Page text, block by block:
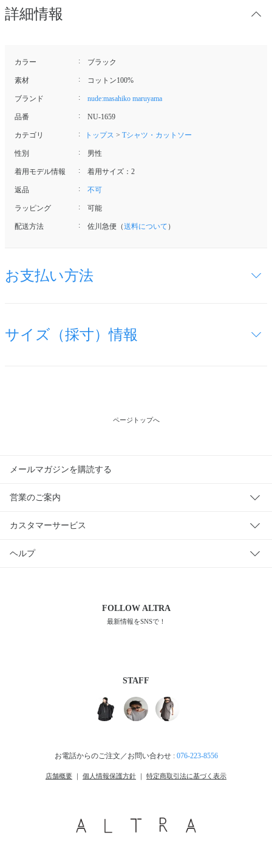
詳細情報
カラー ブラック
素材 コットン100%
ブランド nude:masahiko maruyama
品番 NU-1659
カテゴリ トップス > Tシャツ・カットソー
性別 男性
着用モデル情報 着用サイズ：2
返品 不可
ラッピング 可能
配送方法 佐川急便（送料について ）
お支払い方法
サイズ（採寸）情報
ページトップへ
メールマガジンを購読する
営業のご案内
カスタマーサービス
ヘルプ
FOLLOWALTRA
最新情報をSNSで！
STAFF
お電話からのご注文／お問い合わせ : 076-223-8556
店舗概要 ｜ 個人情報保護方針 ｜ 特定商取引法に基づく表示